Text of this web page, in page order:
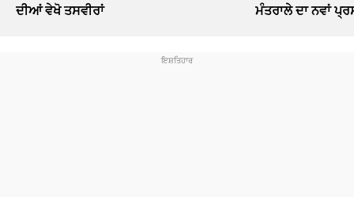
ਦੀਆਂ ਵੇਖੋ ਤਸਵੀਰਾਂ
ਮੰਤਰਾਲੇ ਦਾ ਨਵਾਂ